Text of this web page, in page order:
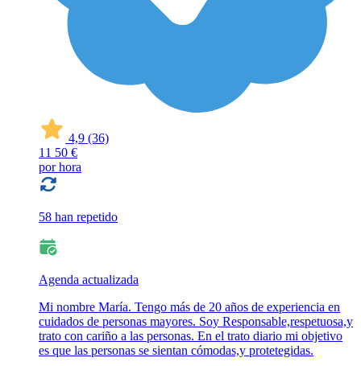
4,9 (36)
11 50 €
por hora
58 han repetido
Agenda actualizada
Mi nombre María. Tengo más de 20 años de experiencia en
cuidados de personas mayores. Soy Responsable,respetuosa,y
trato con cariño a las personas. En el trato diario mi objetivo
es que las personas se sientan cómodas,y protetegidas.